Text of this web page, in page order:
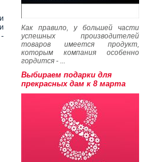
Как правило, у большей части
успешных производителей
товаров имеется продукт,
которым компания особенно
гордится - ...
Выбираем подарки для
прекрасных дам к 8 марта